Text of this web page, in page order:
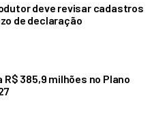
deve revisar cadastros
de declaração
R$ 385,9 milhões no Plano